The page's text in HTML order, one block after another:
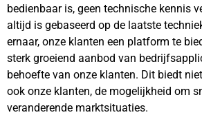
bedienbaar is, geen technische kennis
altijd is gebaseerd op de laatste
ernaar, onze klanten een platform te
sterk groeiend aanbod van
behoefte van onze klanten. Dit biedt
ook onze klanten, de mogelijkheid om
veranderende marktsituaties.